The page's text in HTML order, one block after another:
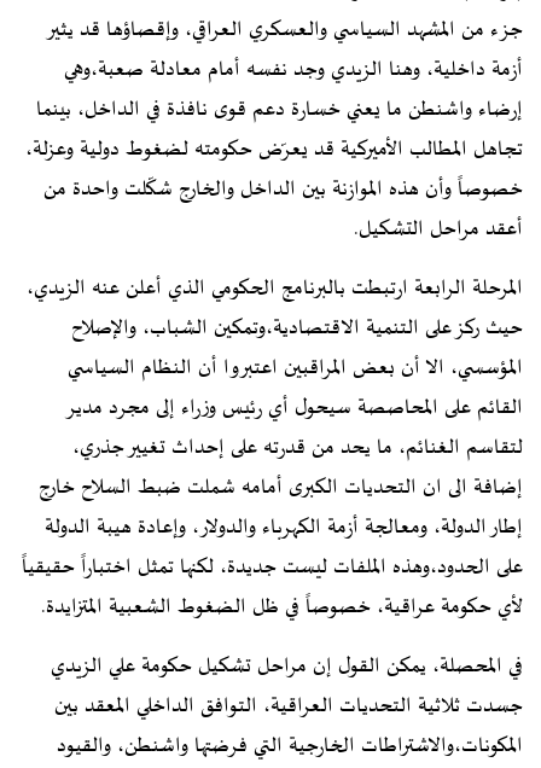
جزء من المشهد السياسي والعسكري العراقي، وإقصاؤها قد يثير
أزمة داخلية، وهنا الزيدي وجد نفسه أمام معادلة صعبة،وهي
إرضاء واشنطن ما يعني خسارة دعم قوى نافذة في الداخل، بينما
تجاهل المطالب الأميركية قد يعرّض حكومته لضغوط دولية وعزلة،
خصوصاً وأن هذه الموازنة بين الداخل والخارج شكّلت واحدة من
أعقد مراحل التشكيل.
المرحلة الرابعة ارتبطت بالبرنامج الحكومي الذي أعلن عنه الزيدي،
حيث ركز على التنمية الاقتصادية،وتمكين الشباب، والإصلاح
المؤسسي، الا أن بعض المراقبين اعتبروا أن النظام السياسي
القائم على المحاصصة سيحول أي رئيس وزراء إلى مجرد مدير
لتقاسم الغنائم، ما يحد من قدرته على إحداث تغيير جذري،
إضافة الى ان التحديات الكبرى أمامه شملت ضبط السلاح خارج
إطار الدولة، ومعالجة أزمة الكهرباء والدولار، وإعادة هيبة الدولة
على الحدود،وهذه الملفات ليست جديدة، لكنها تمثل اختباراً حقيقياً
لأي حكومة عراقية، خصوصاً في ظل الضغوط الشعبية المتزايدة.
في المحصلة، يمكن القول إن مراحل تشكيل حكومة علي الزيدي
جسدت ثلاثية التحديات العراقية، التوافق الداخلي المعقد بين
المكونات،والاشتراطات الخارجية التي فرضتها واشنطن، والقيود